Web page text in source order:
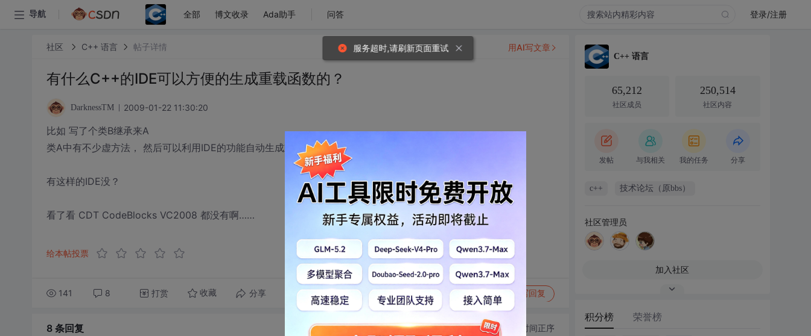
导航 全部 博文收录 Ada助手 问答 登录/注册
社区 C++ 语言 帖子详情
有什么C++的IDE可以方便的生成重载函数的？
DarknessTM 2009-01-22 11:30:20
比如 写了个类B继承来A
类A中有不少虚方法， 然后可以利用IDE的功能自动生成重载方法的方法体和声明
有这样的IDE没？
看了看 CDT CodeBlocks VC2008 都没有啊……
给本帖投票
141 8 打赏 收藏 分享 转发到动态 举报 写回复
用AI写文章
8 条回复 切换为时间正序
C++ 语言
65,212
社区成员
250,514
社区内容
发帖 与我相关 我的任务 分享
c++ 技术论坛（原bbs）
社区管理员
加入社区
积分榜 荣誉榜
服务超时,请刷新页面重试